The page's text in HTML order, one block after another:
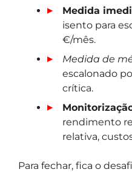
Medida
isento para
€/mês.
Medida de
escalonado
crítica.
rendimento
relativa,
Para fechar, fica o